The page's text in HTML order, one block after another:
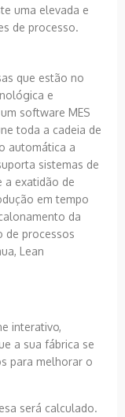
uma elevada e
de processo.
que estão no
e
software MES
toda a cadeia de
automática a
sistemas de
a exatidão de
em tempo
da
de processos
Lean
interativo,
a sua fábrica se
para melhorar o
será calculado.